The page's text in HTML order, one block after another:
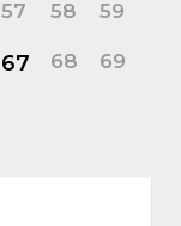
57 58 59
67 68 69